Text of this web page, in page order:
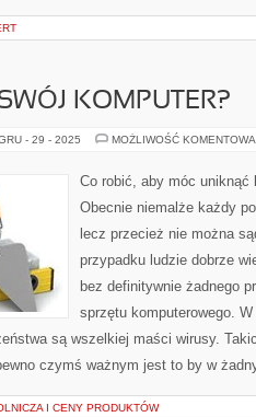
KOMPUTER?
- 29 - 2025 MOŻLIWOŚĆ
Co robić, aby móc uniknąć
Obecnie niemalże każdy
lecz przecież nie można
przypadku ludzie dobrze
bez definitywnie żadnego
sprzętu komputerowego.
są wszelkiej maści wirusy.
czymś ważnym jest to by w
I CENY PRODUKTÓW